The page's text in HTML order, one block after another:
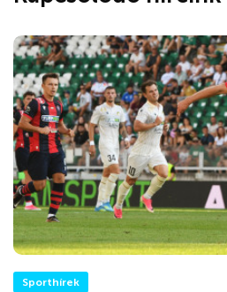
Sporthírek